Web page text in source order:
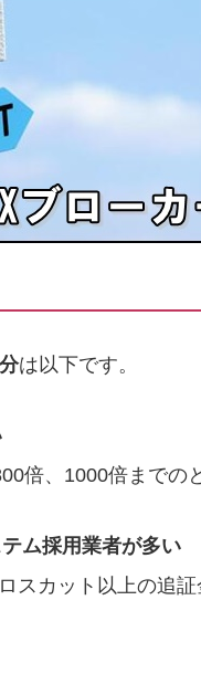
は以下です。
倍、1000倍までの
ム採用業者が多い
スカット以上の追